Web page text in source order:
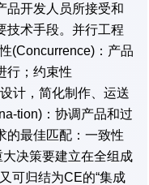
品开发人员所接受和
技术手段。并行工程
(Concurrence)：产品
行；约束性
计，简化制作、运送
tion)：协调产品和过
的最佳匹配：一致性
决策要建立在全组成
可归结为CE的“集成